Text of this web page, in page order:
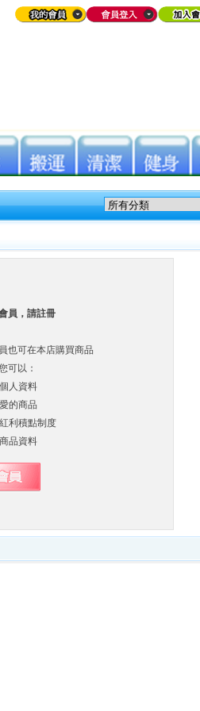
員，請註冊
也可在本店購買商品
可以：
人資料
的商品
利積點制度
品資料